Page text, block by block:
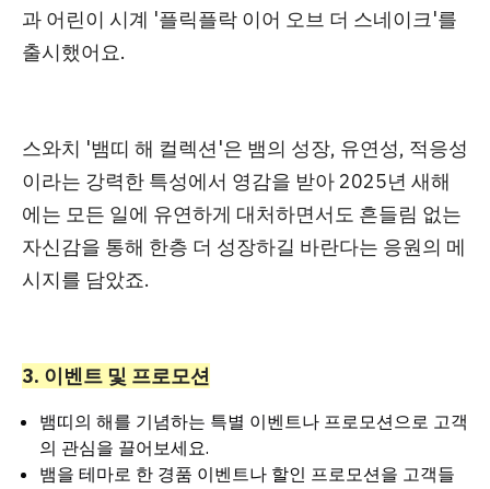
과 어린이 시계 '플릭플락 이어 오브 더 스네이크'를
출시했어요.
스와치 '뱀띠 해 컬렉션'은 뱀의 성장, 유연성, 적응성
이라는 강력한 특성에서 영감을 받아 2025년 새해
에는 모든 일에 유연하게 대처하면서도 흔들림 없는
자신감을 통해 한층 더 성장하길 바란다는 응원의 메
시지를 담았죠.
3. 이벤트 및 프로모션
뱀띠의 해를 기념하는 특별 이벤트나 프로모션으로 고객
의 관심을 끌어보세요.
뱀을 테마로 한 경품 이벤트나 할인 프로모션을 고객들